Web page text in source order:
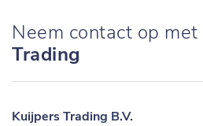
Neem contact op met
Trading
Kuijpers Trading B.V.